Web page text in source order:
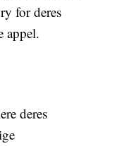
for deres
appel.
deres